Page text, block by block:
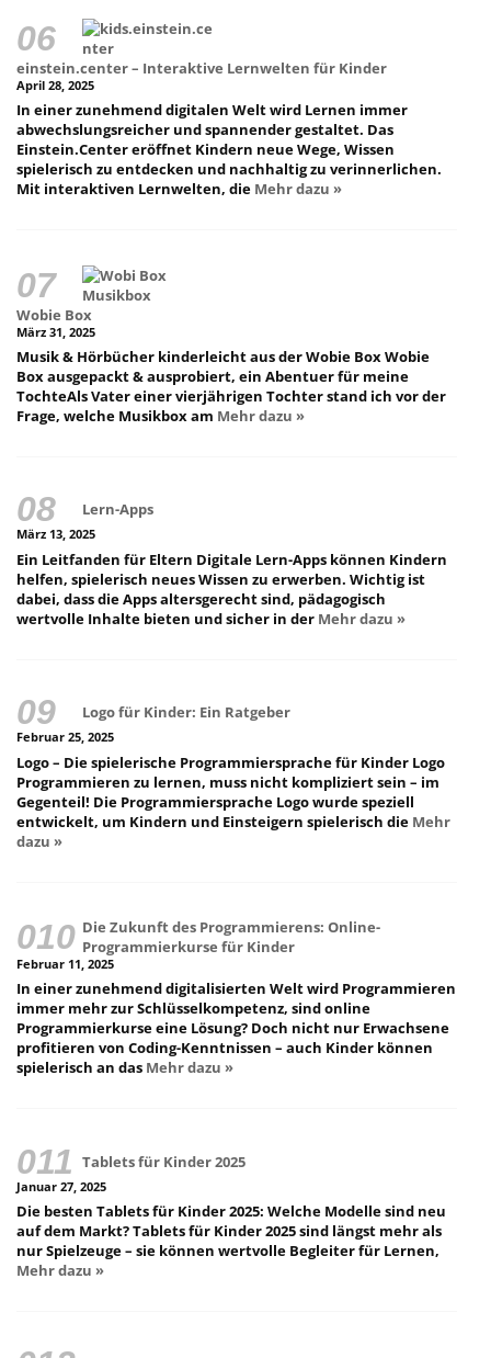
einstein.center – Interaktive Lernwelten für Kinder
April 28, 2025
In einer zunehmend digitalen Welt wird Lernen immer
abwechslungsreicher und spannender gestaltet. Das
Einstein.Center eröffnet Kindern neue Wege, Wissen
spielerisch zu entdecken und nachhaltig zu verinnerlichen.
Mit interaktiven Lernwelten, die Mehr dazu »
Wobie Box
März 31, 2025
Musik & Hörbücher kinderleicht aus der Wobie Box Wobie
Box ausgepackt & ausprobiert, ein Abentuer für meine
TochteAls Vater einer vierjährigen Tochter stand ich vor der
Frage, welche Musikbox am Mehr dazu »
Lern-Apps
März 13, 2025
Ein Leitfanden für Eltern Digitale Lern-Apps können Kindern
helfen, spielerisch neues Wissen zu erwerben. Wichtig ist
dabei, dass die Apps altersgerecht sind, pädagogisch
wertvolle Inhalte bieten und sicher in der Mehr dazu »
Logo für Kinder: Ein Ratgeber
Februar 25, 2025
Logo – Die spielerische Programmiersprache für Kinder Logo
Programmieren zu lernen, muss nicht kompliziert sein – im
Gegenteil! Die Programmiersprache Logo wurde speziell
entwickelt, um Kindern und Einsteigern spielerisch die Mehr
dazu »
Die Zukunft des Programmierens: Online-
Programmierkurse für Kinder
Februar 11, 2025
In einer zunehmend digitalisierten Welt wird Programmieren
immer mehr zur Schlüsselkompetenz, sind online
Programmierkurse eine Lösung? Doch nicht nur Erwachsene
profitieren von Coding-Kenntnissen – auch Kinder können
spielerisch an das Mehr dazu »
Tablets für Kinder 2025
Januar 27, 2025
Die besten Tablets für Kinder 2025: Welche Modelle sind neu
auf dem Markt? Tablets für Kinder 2025 sind längst mehr als
nur Spielzeuge – sie können wertvolle Begleiter für Lernen,
Mehr dazu »